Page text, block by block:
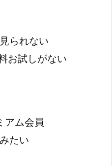
られない
お試しがない
アム会員
たい